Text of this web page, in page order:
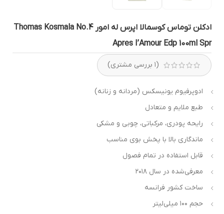
ادکلن توماس کوسمالا اپرس له امور Thomas Kosmala No.4
Apres I’Amour Edp 100ml
(۱بررسی مشتری)
ادوپرفیوم یونیسکس (مردانه و زنانه)
طبع ملایم و متعادل
رایحه پودری، مرکباتی، چوبی و مشکی
ماندگاری بالا با پخش بوی مناسب
قابل استفاده در تمام فصول
معرفی‌شده در سال ۲۰۱۸
ساخت کشور فرانسه
حجم ۱۰۰ میلی‌لیتر